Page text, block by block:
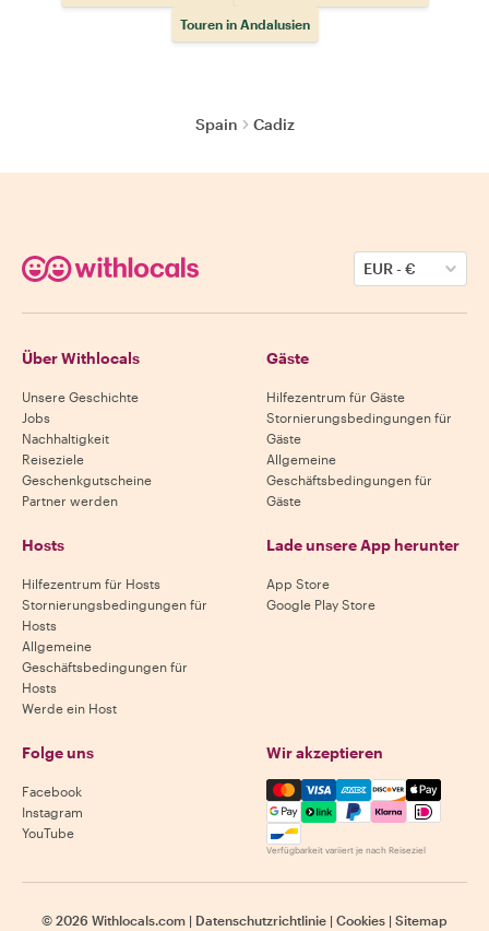
Touren in Andalusien
Spain Cadiz
EUR-€
Über Withlocals
Unsere Geschichte
Jobs
Nachhaltigkeit
Reiseziele
Geschenkgutscheine
Partner werden
Gäste
Hilfezentrum für Gäste
Stornierungsbedingungen für
Gäste
Allgemeine
Geschäftsbedingungen für
Gäste
Hosts
Hilfezentrum für Hosts
Stornierungsbedingungen für
Hosts
Allgemeine
Geschäftsbedingungen für
Hosts
Werde ein Host
Lade unsere App herunter
App Store
Google Play Store
Folge uns
Facebook
Instagram
YouTube
Wir akzeptieren
Mastercard, Visa, Amex,
Verfügbarkeit variiert je nach Reiseziel
© 2026 Withlocals.com | Datenschutzrichtlinie | Cookies | Sitemap